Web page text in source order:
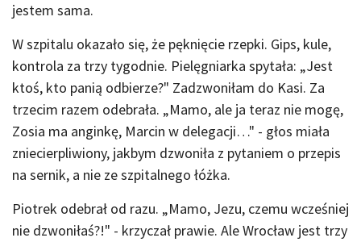
jestem sama.
W szpitalu okazało się, że pęknięcie rzepki. Gips, kule,
kontrola za trzy tygodnie. Pielęgniarka spytała: „Jest
ktoś, kto panią odbierze?" Zadzwoniłam do Kasi. Za
trzecim razem odebrała. „Mamo, ale ja teraz nie mogę,
Zosia ma anginkę, Marcin w delegacji…" - głos miała
zniecierpliwiony, jakbym dzwoniła z pytaniem o przepis
na sernik, a nie ze szpitalnego łóżka.
Piotrek odebrał od razu. „Mamo, Jezu, czemu wcześniej
nie dzwoniłaś?!" - krzyczał prawie. Ale Wrocław jest trzy